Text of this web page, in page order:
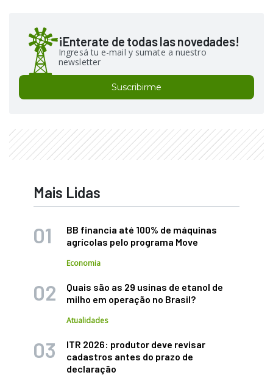
¡Enterate de todas las novedades!
Ingresá tu e-mail y sumate a nuestro
newsletter
Suscribirme
Mais Lidas
BB financia até 100% de máquinas
agrícolas pelo programa Move
Economia
Quais são as 29 usinas de etanol de
milho em operação no Brasil?
Atualidades
ITR 2026: produtor deve revisar
cadastros antes do prazo de
declaração